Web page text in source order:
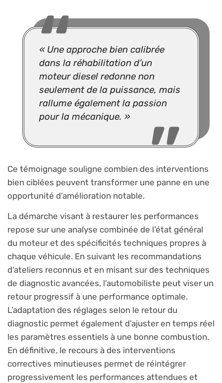
« Une approche bien calibrée
dans la réhabilitation d’un
moteur diesel redonne non
seulement de la puissance, mais
rallume également la passion
pour la mécanique. »
Ce témoignage souligne combien des interventions
bien ciblées peuvent transformer une panne en une
opportunité d’amélioration notable.
La démarche visant à restaurer les performances
repose sur une analyse combinée de l’état général
du moteur et des spécificités techniques propres à
chaque véhicule. En suivant les recommandations
d’ateliers reconnus et en misant sur des techniques
de diagnostic avancées, l’automobiliste peut viser un
retour progressif à une performance optimale.
L’adaptation des réglages selon le retour du
diagnostic permet également d’ajuster en temps réel
les paramètres essentiels à une bonne combustion.
En définitive, le recours à des interventions
correctives minutieuses permet de réintégrer
progressivement les performances attendues et